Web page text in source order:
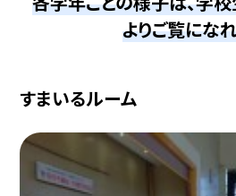
よりご覧にな
すまいるルーム